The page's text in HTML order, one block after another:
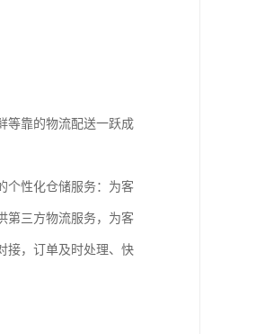
等靠的物流配送一跃成
个性化仓储服务：为客
第三方物流服务，为客
接，订单及时处理、快